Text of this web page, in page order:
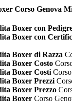
Corso Genova
Boxer con
Boxer con
Boxer di Razza
Boxer Costo
Boxer Costi
Boxer Prezzi
Boxer Prezzo
Boxer Corso